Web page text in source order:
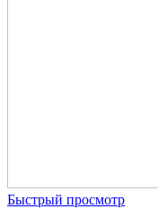
Быстрый просмотр